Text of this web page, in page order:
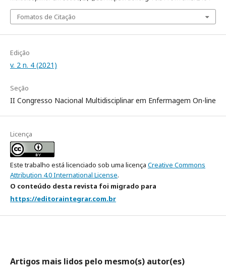
Fomatos de Citação
Edição
v. 2 n. 4 (2021)
Seção
II Congresso Nacional Multidisciplinar em Enfermagem On-line
Licença
Este trabalho está licenciado sob uma licença Creative Commons
Attribution 4.0 International License.
O conteúdo desta revista foi migrado para
https://editoraintegrar.com.br
Artigos mais lidos pelo mesmo(s) autor(es)